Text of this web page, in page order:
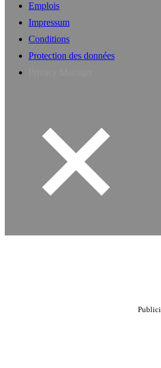
Emplois
Impressum
Conditions
Protection des données